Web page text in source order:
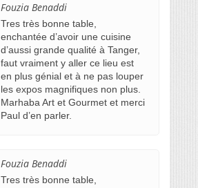
Fouzia Benaddi
Tres très bonne table,
enchantée d’avoir une cuisine
d’aussi grande qualité à Tanger,
faut vraiment y aller ce lieu est
en plus génial et à ne pas louper
les expos magnifiques non plus.
Marhaba Art et Gourmet et merci
Paul d’en parler.
Fouzia Benaddi
Tres très bonne table,